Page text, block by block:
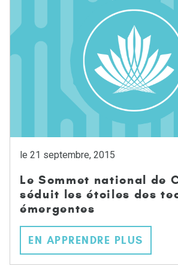
le 21 septembre, 2015
Le Sommet national de
séduit les étoiles des
émergentes
EN APPRENDRE PLUS